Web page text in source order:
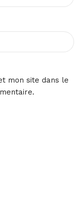
mon site dans le